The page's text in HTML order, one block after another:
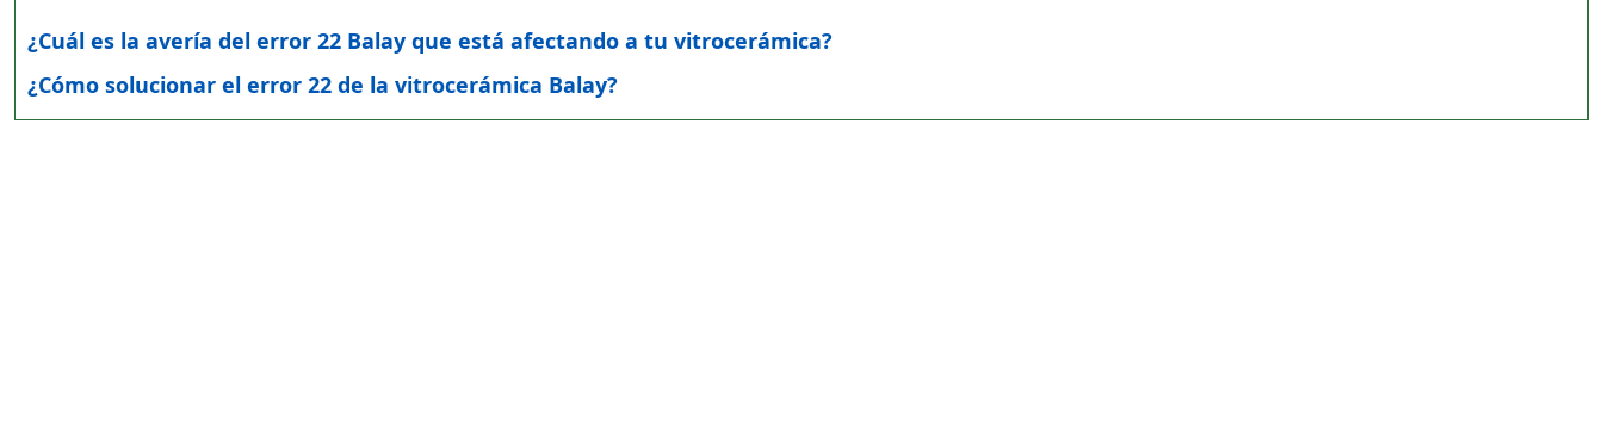
¿Cuál es la avería del error 22 Balay que está afectando a tu vitrocerámica?
¿Cómo solucionar el error 22 de la vitrocerámica Balay?